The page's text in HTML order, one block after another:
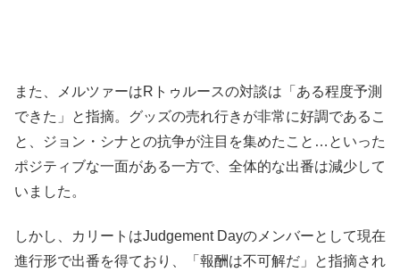
また、メルツァーはRトゥルースの対談は「ある程度予測
できた」と指摘。グッズの売れ行きが非常に好調であるこ
と、ジョン・シナとの抗争が注目を集めたこと…といった
ポジティブな一面がある一方で、全体的な出番は減少して
いました。
しかし、カリートはJudgement Dayのメンバーとして現在
進行形で出番を得ており、「報酬は不可解だ」と指摘され